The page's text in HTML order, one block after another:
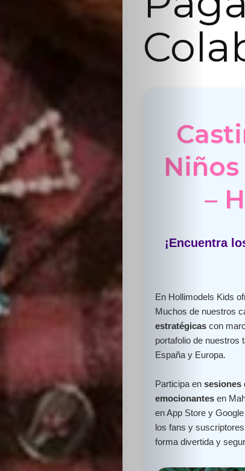
–
¡Encuentra
En Hollimodels Kids
Muchos de nuestros
estratégicascon
portafolio de nuestros
España y Europa.
Participa en sesiones
emocionantesen
en App Store y
los fans y
forma divertida y